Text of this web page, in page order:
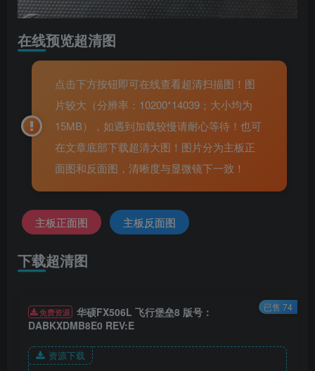
在线预览超清图
点击下方按钮即可在线查看超清扫描图！图
片较大（分辨率：10200*14039；大小均为
15MB），如遇到加载较慢请耐心等待！也可
在文章底部下载超清大图！图片分为主板正
面图和反面图，清晰度与显微镜下一致！
主板正面图 主板反面图
下载超清图
已售 74
免费资源 ‌华硕FX506L 飞行堡垒8 版号：
DABKXDMB8E0 REV:E
资源下载